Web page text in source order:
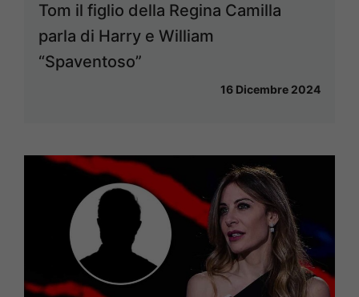
Tom il figlio della Regina Camilla
parla di Harry e William
“Spaventoso”
16 Dicembre 2024